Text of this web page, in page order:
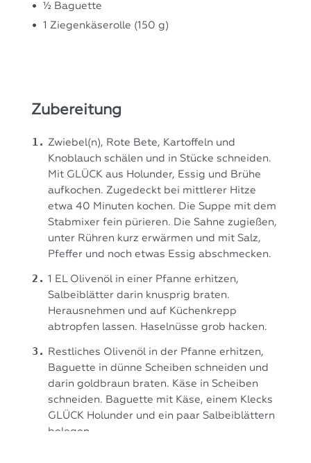
½ Baguette
1 Ziegenkäserolle (150 g)
Zubereitung
Zwiebel(n), Rote Bete, Kartoffeln und
Knoblauch schälen und in Stücke schneiden.
Mit GLÜCK aus Holunder, Essig und Brühe
aufkochen. Zugedeckt bei mittlerer Hitze
etwa 40 Minuten kochen. Die Suppe mit dem
Stabmixer fein pürieren. Die Sahne zugießen,
unter Rühren kurz erwärmen und mit Salz,
Pfeffer und noch etwas Essig abschmecken.
1 EL Olivenöl in einer Pfanne erhitzen,
Salbeiblätter darin knusprig braten.
Herausnehmen und auf Küchenkrepp
abtropfen lassen. Haselnüsse grob hacken.
Restliches Olivenöl in der Pfanne erhitzen,
Baguette in dünne Scheiben schneiden und
darin goldbraun braten. Käse in Scheiben
schneiden. Baguette mit Käse, einem Klecks
GLÜCK Holunder und ein paar Salbeiblättern
belegen.